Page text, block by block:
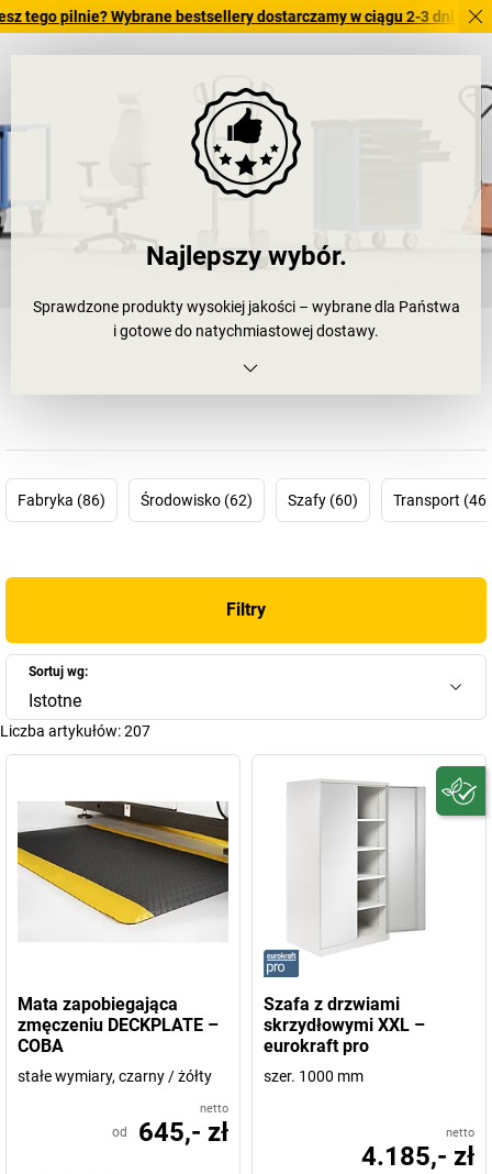
Wybrane bestsellery dostarczamy w ciągu 2-3 dni roboczych.
Najlepszy wybór.
Sprawdzone produkty wysokiej jakości – wybrane dla Państwa
i gotowe do natychmiastowej dostawy.
Fabryka (86) Środowisko (62) Szafy (60) Transport (46)
Filtry
Sortuj wg:
Istotne
Liczba artykułów:207
Mata zapobiegająca
zmęczeniu DECKPLATE –
COBA
stałe wymiary, czarny / żółty
netto
od 645,- zł
Szafa z drzwiami
skrzydłowymi XXL –
eurokraft pro
szer. 1000 mm
netto
4.185,- zł